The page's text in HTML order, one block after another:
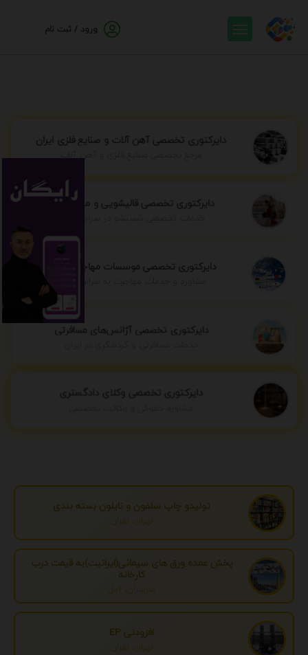
ورود / ثبت نام
دایرکتوری تخصصی آهن آلات و صنایع فلزی ایران
مرجع تخصصی صنایع فلزی و آهن آلات
دایرکتوری تخصصی قالیشویی و مبل شویی
دایرکتوری تخصصی موسسات مهاجرتی ایران
مشاوره و خدمات مهاجرت به سراسر جهان
دایرکتوری تخصصی آژانس‌های مسافرتی
دایرکتوری تخصصی وکلای دادگستری
تولیدو چاپ سلفون و نایلون بسته بندی
تهران، تهران
پخش عمده ورق های سیمانی(ایرانیت)به قیمت درب
کارخانه
مازندران، آمل
افزودنی EP
تهران، تهران